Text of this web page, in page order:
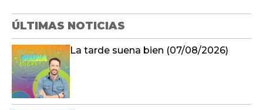
ÚLTIMAS NOTICIAS
La tarde suena bien (07/08/2026)